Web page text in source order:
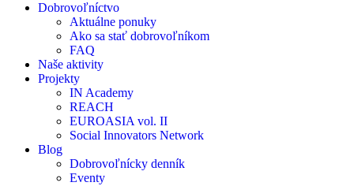
Dobrovoľníctvo
Aktuálne ponuky
Ako sa stať dobrovoľníkom
FAQ
Naše aktivity
Projekty
IN Academy
REACH
EUROASIA vol. II
Social Innovators Network
Blog
Dobrovoľnícky denník
Eventy